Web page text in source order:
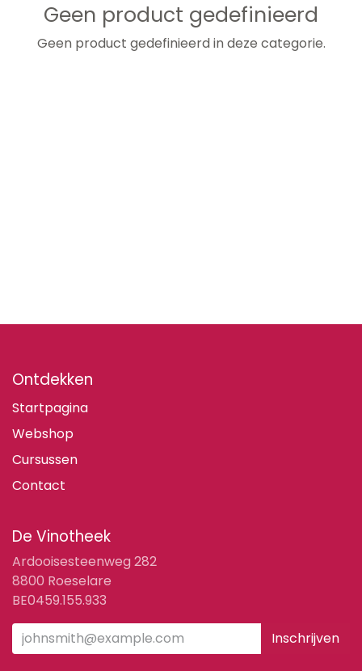
Geen product gedefinieerd
Geen product gedefinieerd in deze categorie.
Ontdekken
Startpagina
Webshop
Cursussen
Contact
De Vinotheek
Ardooisesteenweg 282
8800 Roeselare
BE0459.155.933
Inschrijven